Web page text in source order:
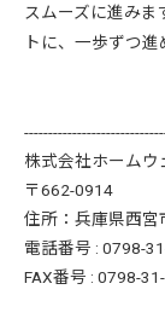
スムーズに進みま
トに、一歩ずつ進
株式会社ホームウ
〒662-0914
住所：兵庫県西宮
電話番号 : 0798-
FAX番号 : 0798-